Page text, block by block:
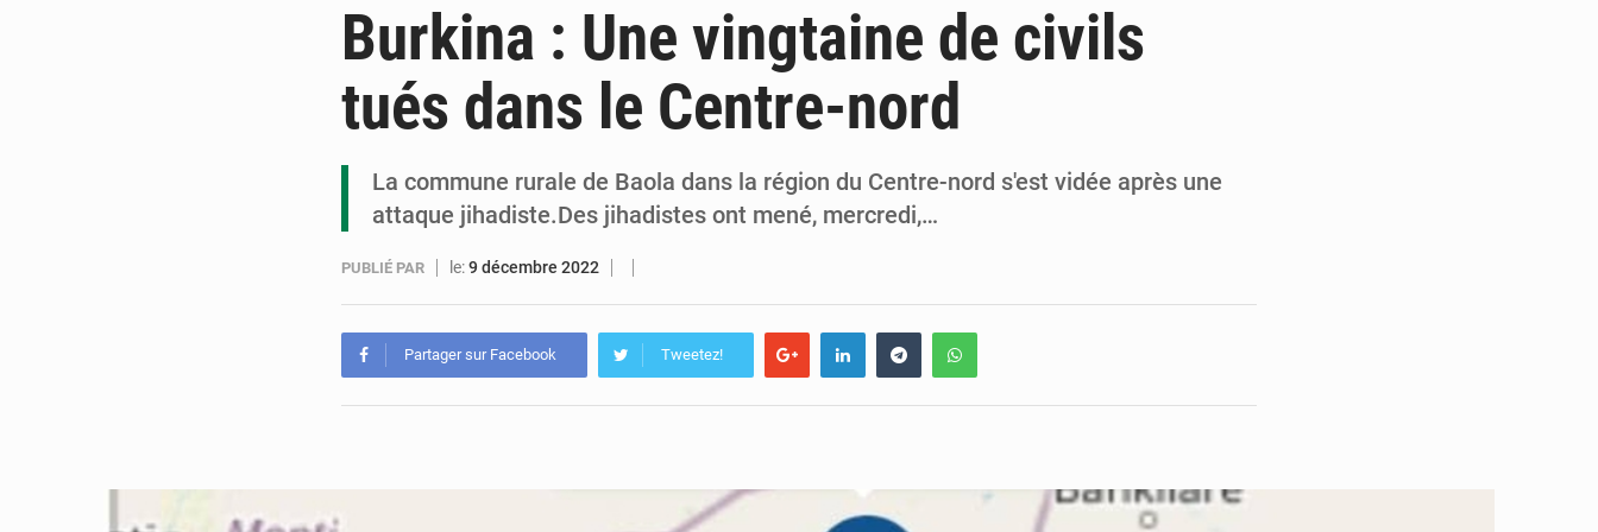
5 août 2026 Congo-Électricité : la BAD renforce son appui pour accélérer les investissements
5 août 2026 Cémac : la Commission présente à Denis Sassou N’Guesso sa feuille de route
Burkina : Une vingtaine de civils
tués dans le Centre-nord
La commune rurale de Baola dans la région du Centre-nord s'est vidée après une
attaque jihadiste.Des jihadistes ont mené, mercredi,…
PUBLIÉ PAR le:9 décembre 2022
Partager sur Facebook Tweetez!